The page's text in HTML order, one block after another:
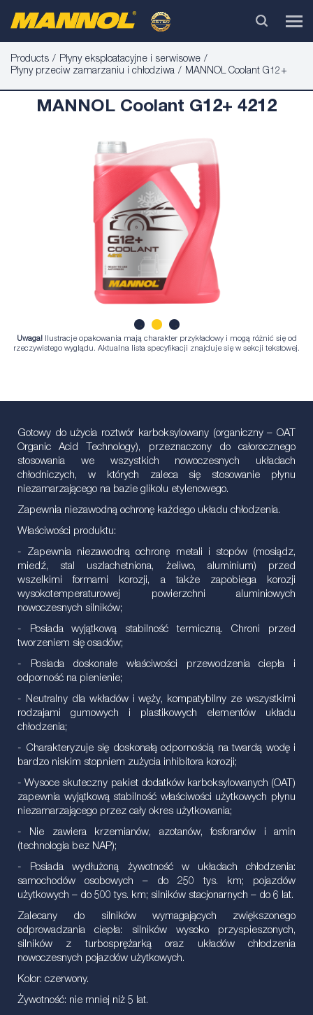
Products
Płyny eksploatacyjne i serwisowe
Płyny przeciw zamarzaniu i chłodziwa
MANNOL Coolant G12+
MANNOL Coolant G12+ 4212
1 2 3
Uwaga! Ilustracje opakowania mają charakter przykładowy i mogą różnić się od
rzeczywistego wyglądu. Aktualna lista specyfikacji znajduje się w sekcji tekstowej.
Gotowy do użycia roztwór karboksylowany (organiczny – OAT
Organic Acid Technology), przeznaczony do całorocznego
stosowania we wszystkich nowoczesnych układach
chłodniczych, w których zaleca się stosowanie płynu
niezamarzającego na bazie glikolu etylenowego.
Zapewnia niezawodną ochronę każdego układu chłodzenia.
Właściwości produktu:
- Zapewnia niezawodną ochronę metali i stopów (mosiądz,
miedź, stal uszlachetniona, żeliwo, aluminium) przed
wszelkimi formami korozji, a także zapobiega korozji
wysokotemperaturowej powierzchni aluminiowych
nowoczesnych silników;
- Posiada wyjątkową stabilność termiczną. Chroni przed
tworzeniem się osadów;
- Posiada doskonałe właściwości przewodzenia ciepła i
odporność na pienienie;
- Neutralny dla wkładów i węży, kompatybilny ze wszystkimi
rodzajami gumowych i plastikowych elementów układu
chłodzenia;
- Charakteryzuje się doskonałą odpornością na twardą wodę i
bardzo niskim stopniem zużycia inhibitora korozji;
- Wysoce skuteczny pakiet dodatków karboksylowanych (OAT)
zapewnia wyjątkową stabilność właściwości użytkowych płynu
niezamarzającego przez cały okres użytkowania;
- Nie zawiera krzemianów, azotanów, fosforanów i amin
(technologia bez NAP);
- Posiada wydłużoną żywotność w układach chłodzenia:
samochodów osobowych – do 250 tys. km; pojazdów
użytkowych – do 500 tys. km; silników stacjonarnych – do 6 lat.
Zalecany do silników wymagających zwiększonego
odprowadzania ciepła: silników wysoko przyspieszonych,
silników z turbosprężarką oraz układów chłodzenia
nowoczesnych pojazdów użytkowych.
Kolor: czerwony.
Żywotność: nie mniej niż 5 lat.